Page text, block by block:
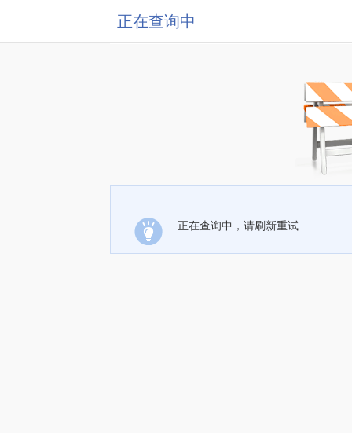
正在查询中
正在查询中，请刷新重试